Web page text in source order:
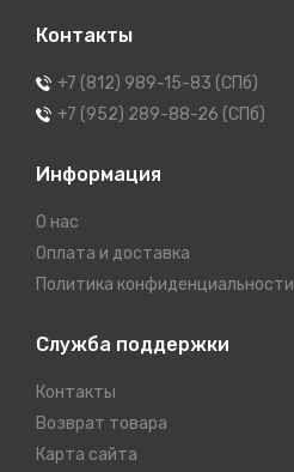
Контакты
+7 (812) 989-15-83 (СПб)
+7 (952) 289-88-26 (СПб)
Информация
О нас
Оплата и доставка
Политика конфиденциальности
Служба поддержки
Контакты
Возврат товара
Карта сайта